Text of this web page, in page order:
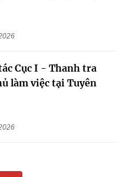
Cục I - Thanh tra
làm việc tại Tuyên